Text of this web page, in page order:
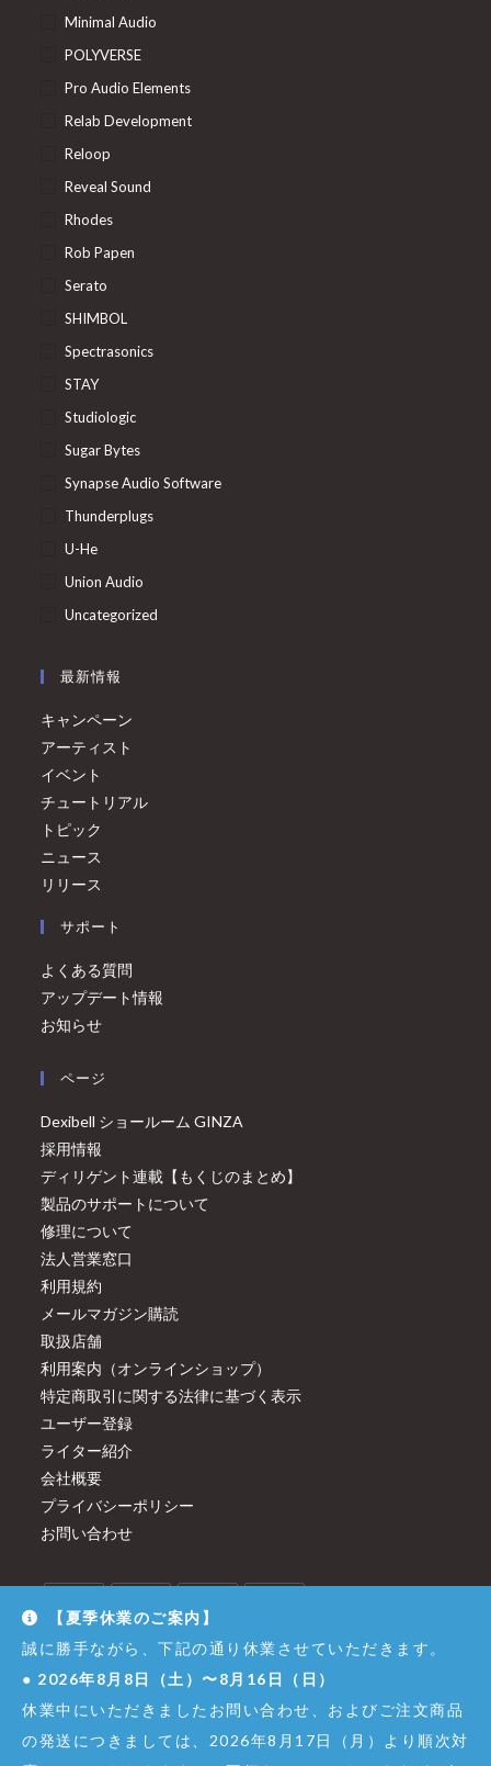
Minimal Audio
POLYVERSE
Pro Audio Elements
Relab Development
Reloop
Reveal Sound
Rhodes
Rob Papen
Serato
SHIMBOL
Spectrasonics
STAY
Studiologic
Sugar Bytes
Synapse Audio Software
Thunderplugs
U-He
Union Audio
Uncategorized
最新情報
キャンペーン
アーティスト
イベント
チュートリアル
トピック
ニュース
リリース
サポート
よくある質問
アップデート情報
お知らせ
ページ
Dexibell ショールーム GINZA
採用情報
ディリゲント連載【もくじのまとめ】
製品のサポートについて
修理について
法人営業窓口
利用規約
メールマガジン購読
取扱店舗
利用案内（オンラインショップ）
特定商取引に関する法律に基づく表示
ユーザー登録
ライター紹介
会社概要
プライバシーポリシー
お問い合わせ
【夏季休業のご案内】
誠に勝手ながら、下記の通り休業させていただきます。
● 2026年8月8日（土）〜8月16日（日）
休業中にいただきましたお問い合わせ、およびご注文商品
の発送につきましては、2026年8月17日（月）より順次対